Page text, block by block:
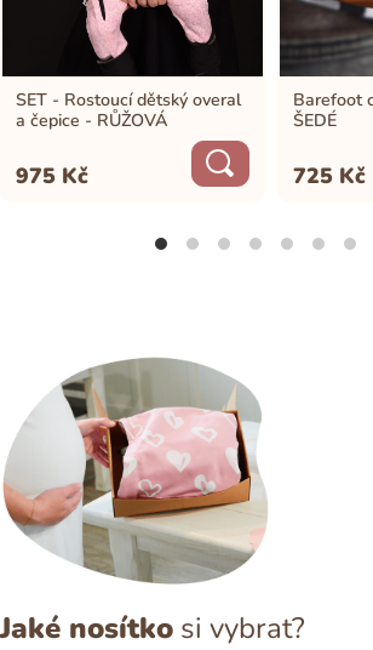
SET - Rostoucí dětský overal
a čepice - RŮŽOVÁ
975 Kč
Barefoot
ŠEDÉ
725 Kč
Jaké nosítko si vybrat?